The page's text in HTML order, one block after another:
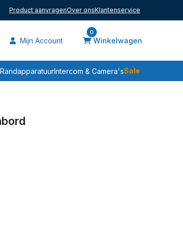
Product aanvragenOver onsKlantenservice
Mijn Account
0
Winkelwagen
RandapparatuurIntercom & Camera'sSale